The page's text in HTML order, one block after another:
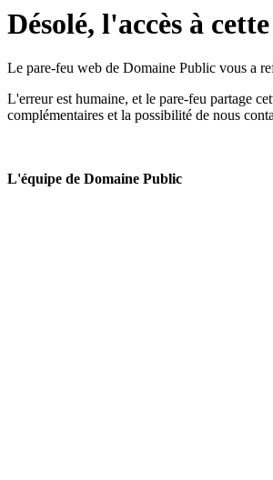
Désolé, l'accès à
Le pare-feu web de Domaine Public vous a
L'erreur est humaine, et le pare-feu partage
complémentaires et la possibilité de nous
L'équipe de Domaine Public